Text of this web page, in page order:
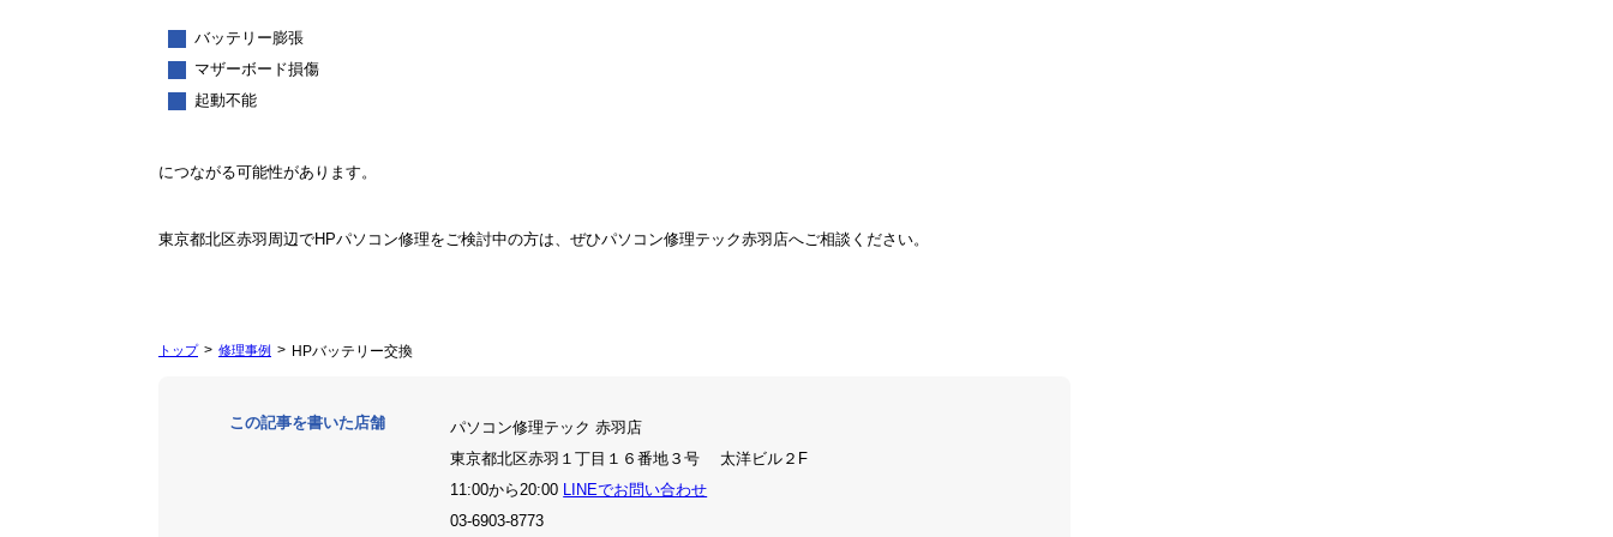
バッテリー膨張
マザーボード損傷
起動不能
につながる可能性があります。
東京都北区赤羽周辺でHPパソコン修理をご検討中の方は、ぜひパソコン修理テック赤羽店へご相談ください。
トップ 修理事例 HPバッテリー交換
この記事を書いた店舗
パソコン修理テック 赤羽店
東京都北区赤羽１丁目１６番地３号 太洋ビル２F
11:00から20:00
LINEでお問い合わせ
03-6903-8773